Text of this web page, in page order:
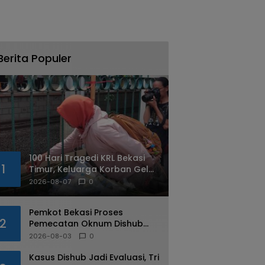
Populer
1
100 Hari Tragedi KRL Bekasi
Timur, Keluarga Korban Gelar
Doa Bersama dan Tabur
2026-08-07 0
2
Pemkot Bekasi Proses
Pemecatan Oknum Dishub
Yang Diduga Lakukan Pungli
2026-08-03 0
Kasus Dishub Jadi Evaluasi, Tri